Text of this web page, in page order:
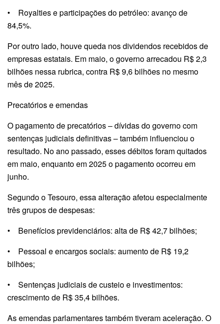
• Royalties e participações do petróleo: avanço de
84,5%.
Por outro lado, houve queda nos dividendos recebidos de
empresas estatais. Em maio, o governo arrecadou R$ 2,3
bilhões nessa rubrica, contra R$ 9,6 bilhões no mesmo
mês de 2025.
Precatórios e emendas
O pagamento de precatórios – dívidas do governo com
sentenças judiciais definitivas – também influenciou o
resultado. No ano passado, esses débitos foram quitados
em maio, enquanto em 2025 o pagamento ocorreu em
junho.
Segundo o Tesouro, essa alteração afetou especialmente
três grupos de despesas:
• Benefícios previdenciários: alta de R$ 42,7 bilhões;
• Pessoal e encargos sociais: aumento de R$ 19,2
bilhões;
• Sentenças judiciais de custeio e investimentos:
crescimento de R$ 35,4 bilhões.
As emendas parlamentares também tiveram aceleração. O